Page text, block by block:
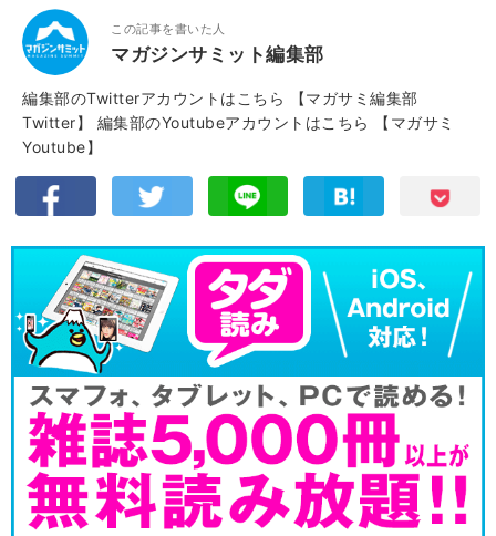
この記事を書いた人
マガジンサミット編集部
編集部のTwitterアカウントはこちら
【マガサミ編集部
Twitter】
編集部のYoutubeアカウントはこちら
【マガサミ
Youtube】